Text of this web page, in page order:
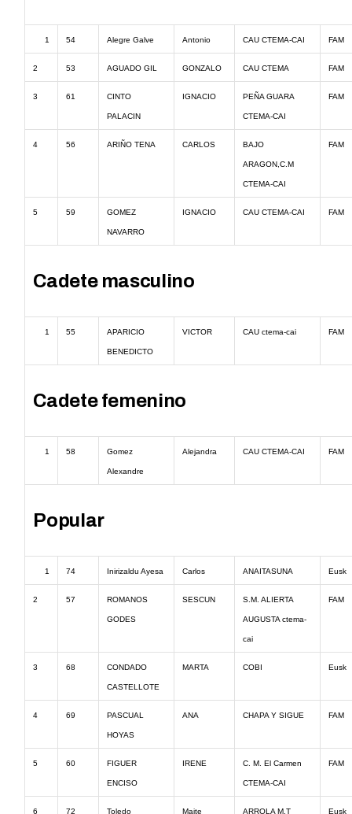
1 54 Alegre Galve Antonio CAU CTEMA-CAI FAM
2 53 AGUADO GIL GONZALO CAU CTEMA FAM
3 61 CINTO
PALACIN
IGNACIO PEÑA GUARA
CTEMA-CAI
FAM
4 56 ARIÑO TENA CARLOS BAJO
ARAGON,C.M
CTEMA-CAI
FAM
5 59 GOMEZ
NAVARRO
IGNACIO CAU CTEMA-CAI FAM
Cadete masculino
1 55 APARICIO
BENEDICTO
VICTOR CAU ctema-cai FAM
Cadete femenino
1 58 Gomez
Alexandre
Alejandra CAU CTEMA-CAI FAM
Popular
1 74 Inirizaldu Ayesa Carlos ANAITASUNA Eusk
2 57 ROMANOS
GODES
SESCUN S.M. ALIERTA
AUGUSTA ctema-
cai
FAM
3 68 CONDADO
CASTELLOTE
MARTA COBI Eusk
4 69 PASCUAL
HOYAS
ANA CHAPA Y SIGUE FAM
5 60 FIGUER
ENCISO
IRENE C. M. El Carmen
CTEMA-CAI
FAM
6 72 Toledo Maite ARROLA M.T Eusk